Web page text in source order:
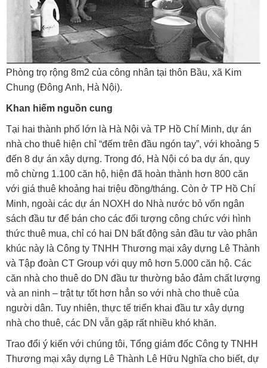
Phòng trọ rộng 8m2 của công nhân tại thôn Bầu, xã Kim
Chung (Đông Anh, Hà Nội).
Khan hiếm nguồn cung
Tại hai thành phố lớn là Hà Nội và TP Hồ Chí Minh, dự án
nhà cho thuê hiện chỉ “đếm trên đầu ngón tay”, với khoảng 5
đến 8 dự án xây dựng. Trong đó, Hà Nội có ba dự án, quy
mô chừng 1.100 căn hộ, hiện đã hoàn thành hơn 800 căn
với giá thuê khoảng hai triệu đồng/tháng. Còn ở TP Hồ Chí
Minh, ngoài các dự án NOXH do Nhà nước bỏ vốn ngân
sách đầu tư để bán cho các đối tượng công chức với hình
thức thuê mua, chỉ có hai DN bất động sản đầu tư vào phân
khúc này là Công ty TNHH Thương mại xây dựng Lê Thành
và Tập đoàn CT Group với quy mô hơn 5.000 căn hộ. Các
căn nhà cho thuê do DN đầu tư thường bảo đảm chất lượng
và an ninh – trật tự tốt hơn hẳn so với nhà cho thuê của
người dân. Tuy nhiên, thực tế triển khai đầu tư xây dựng
nhà cho thuê, các DN vẫn gặp rất nhiều khó khăn.
Trao đổi ý kiến với chúng tôi, Tổng giám đốc Công ty TNHH
Thương mại xây dựng Lê Thành Lê Hữu Nghĩa cho biết, dự